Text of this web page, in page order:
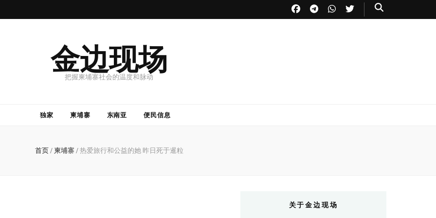
金边现场
把握柬埔寨社会的温度和脉动
独家 柬埔寨 东南亚 便民信息
首页/ 柬埔寨 /热爱旅行和公益的她 昨日死于暹粒
关于金边现场